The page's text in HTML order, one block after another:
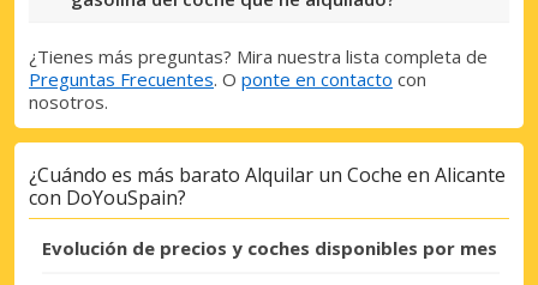
¿Tienes más preguntas? Mira nuestra lista completa de
Preguntas Frecuentes. O ponte en contacto con
nosotros.
¿Cuándo es más barato Alquilar un Coche en Alicante
con DoYouSpain?
Evolución de precios y coches disponibles por mes
Iniciar sesión con eLink